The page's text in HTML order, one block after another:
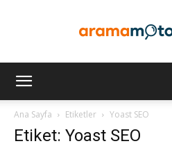
Ana Sayfa Etiketler Yoast SEO
Etiket: Yoast SEO